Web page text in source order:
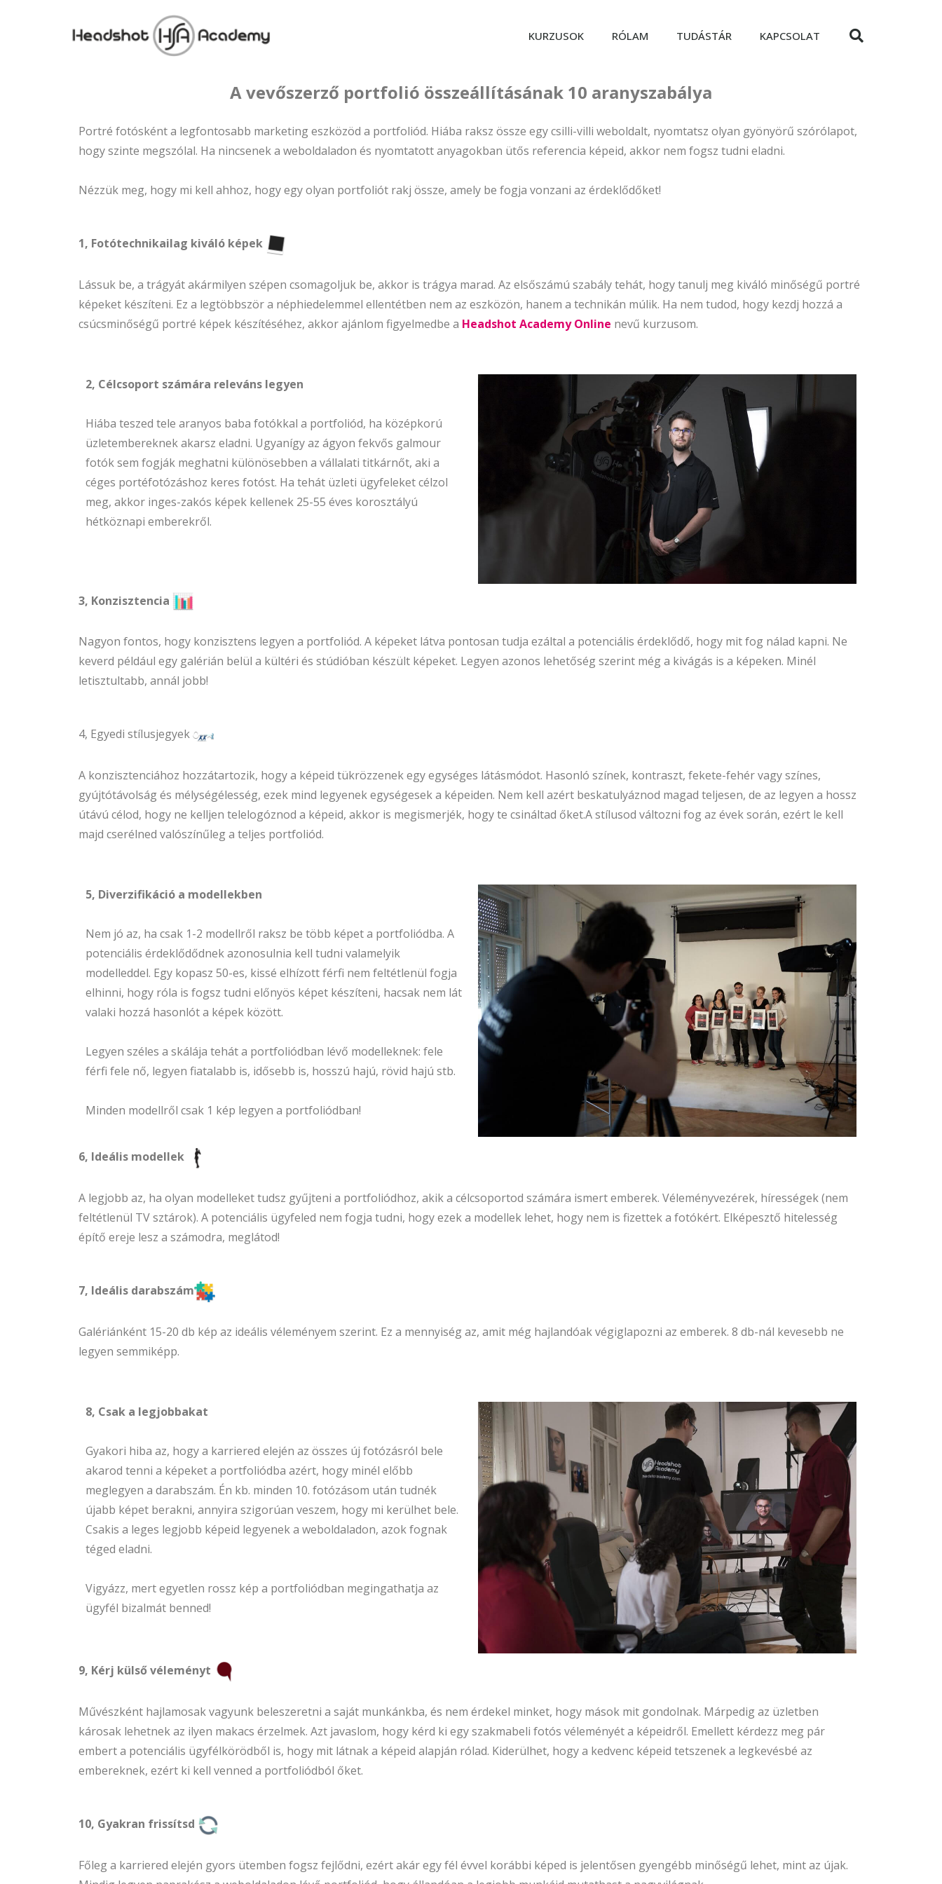
KURZUSOK RÓLAM TUDÁSTÁR KAPCSOLAT
A vevőszerző portfolió összeállításának 10 aranyszabálya
Portré fotósként a legfontosabb marketing eszközöd a portfoliód. Hiába raksz össze egy csilli-villi weboldalt, nyomtatsz olyan gyönyörű szórólapot,
hogy szinte megszólal. Ha nincsenek a weboldaladon és nyomtatott anyagokban ütős referencia képeid, akkor nem fogsz tudni eladni.
Nézzük meg, hogy mi kell ahhoz, hogy egy olyan portfoliót rakj össze, amely be fogja vonzani az érdeklődőket!
1, Fotótechnikailag kiváló képek
Lássuk be, a trágyát akármilyen szépen csomagoljuk be, akkor is trágya marad. Az elsőszámú szabály tehát, hogy tanulj meg kiváló minőségű portré
képeket készíteni. Ez a legtöbbször a néphiedelemmel ellentétben nem az eszközön, hanem a technikán múlik. Ha nem tudod, hogy kezdj hozzá a
csúcsminőségű portré képek készítéséhez, akkor ajánlom figyelmedbe a Headshot Academy Online nevű kurzusom.
2, Célcsoport számára releváns legyen
Hiába teszed tele aranyos baba fotókkal a portfoliód, ha középkorú
üzletembereknek akarsz eladni. Ugyanígy az ágyon fekvős galmour
fotók sem fogják meghatni különösebben a vállalati titkárnőt, aki a
céges portéfotózáshoz keres fotóst. Ha tehát üzleti ügyfeleket célzol
meg, akkor inges-zakós képek kellenek 25-55 éves korosztályú
hétköznapi emberekről.
3, Konzisztencia
Nagyon fontos, hogy konzisztens legyen a portfoliód. A képeket látva pontosan tudja ezáltal a potenciális érdeklődő, hogy mit fog nálad kapni. Ne
keverd például egy galérián belül a kültéri és stúdióban készült képeket. Legyen azonos lehetőség szerint még a kivágás is a képeken. Minél
letisztultabb, annál jobb!
4, Egyedi stílusjegyek
A konzisztenciához hozzátartozik, hogy a képeid tükrözzenek egy egységes látásmódot. Hasonló színek, kontraszt, fekete-fehér vagy színes,
gyújtótávolság és mélységélesség, ezek mind legyenek egységesek a képeiden. Nem kell azért beskatulyáznod magad teljesen, de az legyen a hossz
útávú célod, hogy ne kelljen telelogóznod a képeid, akkor is megismerjék, hogy te csináltad őket.A stílusod változni fog az évek során, ezért le kell
majd cserélned valószínűleg a teljes portfoliód.
5, Diverzifikáció a modellekben
Nem jó az, ha csak 1-2 modellről raksz be több képet a portfoliódba. A
potenciális érdeklődődnek azonosulnia kell tudni valamelyik
modelleddel. Egy kopasz 50-es, kissé elhízott férfi nem feltétlenül fogja
elhinni, hogy róla is fogsz tudni előnyös képet készíteni, hacsak nem lát
valaki hozzá hasonlót a képek között.
Legyen széles a skálája tehát a portfoliódban lévő modelleknek: fele
férfi fele nő, legyen fiatalabb is, idősebb is, hosszú hajú, rövid hajú stb.
Minden modellről csak 1 kép legyen a portfoliódban!
6, Ideális modellek
A legjobb az, ha olyan modelleket tudsz gyűjteni a portfoliódhoz, akik a célcsoportod számára ismert emberek. Véleményvezérek, hírességek (nem
feltétlenül TV sztárok). A potenciális ügyfeled nem fogja tudni, hogy ezek a modellek lehet, hogy nem is fizettek a fotókért. Elképesztő hitelesség
építő ereje lesz a számodra, meglátod!
7, Ideális darabszám
Galériánként 15-20 db kép az ideális véleményem szerint. Ez a mennyiség az, amit még hajlandóak végiglapozni az emberek. 8 db-nál kevesebb ne
legyen semmiképp.
8, Csak a legjobbakat
Gyakori hiba az, hogy a karriered elején az összes új fotózásról bele
akarod tenni a képeket a portfoliódba azért, hogy minél előbb
meglegyen a darabszám. Én kb. minden 10. fotózásom után tudnék
újabb képet berakni, annyira szigorúan veszem, hogy mi kerülhet bele.
Csakis a leges legjobb képeid legyenek a weboldaladon, azok fognak
téged eladni.
Vigyázz, mert egyetlen rossz kép a portfoliódban megingathatja az
ügyfél bizalmát benned!
9, Kérj külső véleményt
Művészként hajlamosak vagyunk beleszeretni a saját munkánkba, és nem érdekel minket, hogy mások mit gondolnak. Márpedig az üzletben
károsak lehetnek az ilyen makacs érzelmek. Azt javaslom, hogy kérd ki egy szakmabeli fotós véleményét a képeidről. Emellett kérdezz meg pár
embert a potenciális ügyfélkörödből is, hogy mit látnak a képeid alapján rólad. Kiderülhet, hogy a kedvenc képeid tetszenek a legkevésbé az
embereknek, ezért ki kell venned a portfoliódból őket.
10, Gyakran frissítsd
Főleg a karriered elején gyors ütemben fogsz fejlődni, ezért akár egy fél évvel korábbi képed is jelentősen gyengébb minőségű lehet, mint az újak.